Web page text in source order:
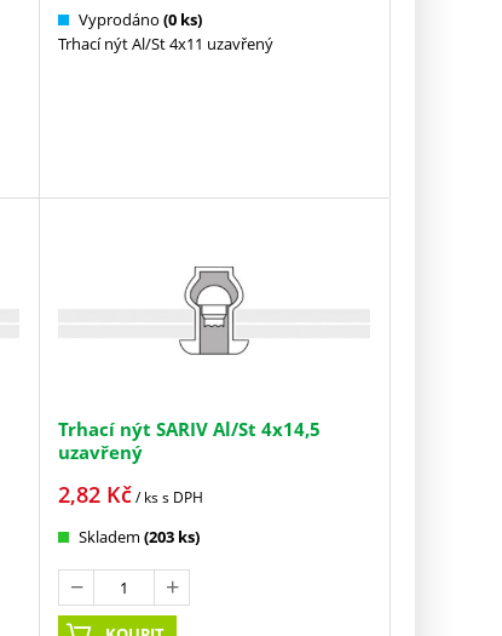
Vyprodáno (0 ks)
Trhací nýt Al/St 4x11 uzavřený
Trhací nýt SARIV Al/St 4x14,5
uzavřený
2,82 Kč/ kss DPH
Skladem (203 ks)